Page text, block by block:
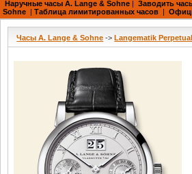
Наручные часы A. Lange & Sohne | Заводить
Sohne | Таблица лимитированных часов |
Часы A. Lange & Sohne -> Langematik Perpetual